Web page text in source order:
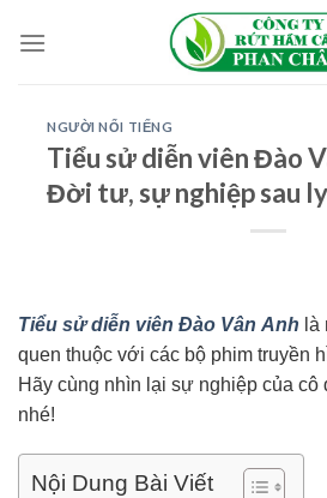
NGƯỜI NỔI TIẾNG
Tiểu sử diễn viên Đào
Đời tư, sự nghiệp sau
Tiểu sử diễn viên Đào Vân Anh là
quen thuộc với các bộ phim truyền
Hãy cùng nhìn lại sự nghiệp của
nhé!
Nội Dung Bài Viết